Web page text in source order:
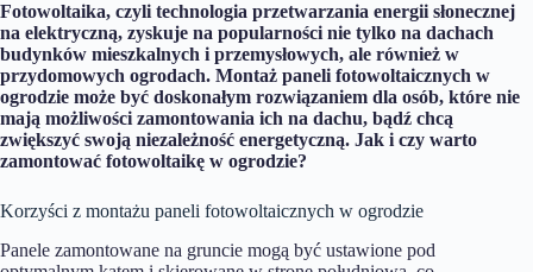
Fotowoltaika, czyli technologia przetwarzania energii słonecznej
na elektryczną, zyskuje na popularności nie tylko na dachach
budynków mieszkalnych i przemysłowych, ale również w
przydomowych ogrodach. Montaż paneli fotowoltaicznych w
ogrodzie może być doskonałym rozwiązaniem dla osób, które nie
mają możliwości zamontowania ich na dachu, bądź chcą
zwiększyć swoją niezależność energetyczną. Jak i czy warto
zamontować fotowoltaikę w ogrodzie?
Korzyści z montażu paneli fotowoltaicznych w ogrodzie
Panele zamontowane na gruncie mogą być ustawione pod